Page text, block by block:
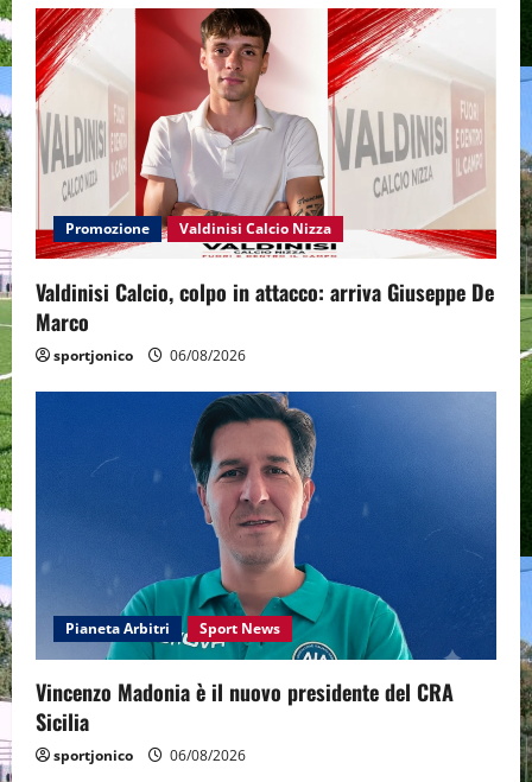
Promozione Valdinisi Calcio Nizza
Valdinisi Calcio, colpo in attacco: arriva Giuseppe De
Marco
sportjonico 06/08/2026
Pianeta Arbitri Sport News
Vincenzo Madonia è il nuovo presidente del CRA
Sicilia
sportjonico 06/08/2026